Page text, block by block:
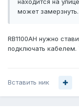
находится на
может замерзнуть.
RB1100AH нужно
подключать кабелем.
Вставить ник